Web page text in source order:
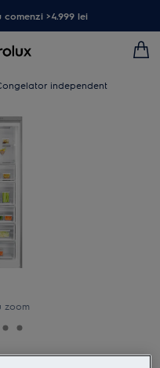
>4.999 lei
independent
zoom